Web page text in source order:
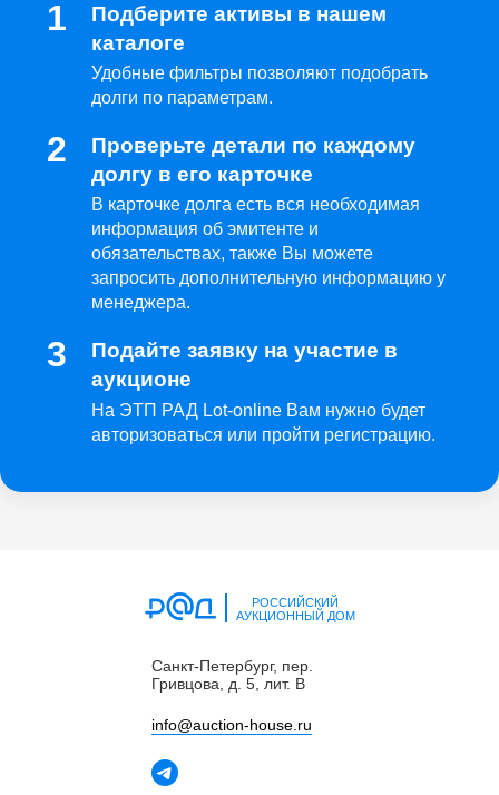
Подберите активы в нашем
каталоге
Удобные фильтры позволяют подобрать
долги по параметрам.
Проверьте детали по каждому
долгу в его карточке
В карточке долга есть вся необходимая
информация об эмитенте и
обязательствах, также Вы можете
запросить дополнительную информацию у
менеджера.
Подайте заявку на участие в
аукционе
На ЭТП РАД Lot-online Вам нужно будет
авторизоваться или пройти регистрацию.
РОССИЙСКИЙ
АУКЦИОННЫЙ ДОМ
Санкт-Петербург, пер.
Гривцова, д. 5, лит. В
info@auctiоn-house.ru